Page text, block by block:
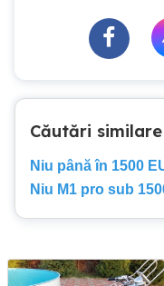
Căutări similare
Niu până în 1500
Niu M1 pro sub